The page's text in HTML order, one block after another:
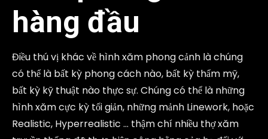
hàng đầu
Điều thú vị khác về hình xăm phong cảnh là chúng
có thể là bất kỳ phong cách nào, bất kỳ thẩm mỹ,
bất kỳ kỹ thuật nào thực sự. Chúng có thể là những
hình xăm cực kỳ tối giản, những mảnh Linework, hoặc
Realistic, Hyperrealistic … thậm chí nhiều thợ xăm